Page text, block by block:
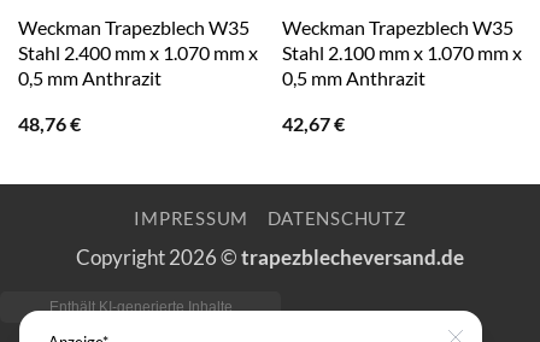
Weckman Trapezblech W35
Stahl 2.400 mm x 1.070 mm x
0,5 mm Anthrazit
48,76€
Weckman Trapezblech W35
Stahl 2.100 mm x 1.070 mm x
0,5 mm Anthrazit
42,67€
IMPRESSUM DATENSCHUTZ
Copyright 2026 ©trapezblecheversand.de